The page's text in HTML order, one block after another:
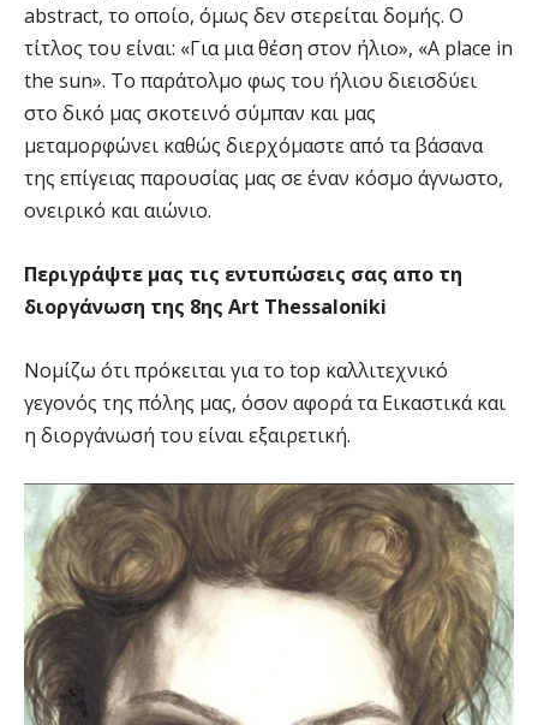
abstract, το οποίο, όμως δεν στερείται δομής. Ο
τίτλος του είναι: «Για μια θέση στον ήλιο», «A place in
the sun». Το παράτολμο φως του ήλιου διεισδύει
στο δικό μας σκοτεινό σύμπαν και μας
μεταμορφώνει καθώς διερχόμαστε από τα βάσανα
της επίγειας παρουσίας μας σε έναν κόσμο άγνωστο,
ονειρικό και αιώνιο.
Περιγράψτε μας τις εντυπώσεις σας απο τη
διοργάνωση της 8ης Art Τhessaloniki
Νομίζω ότι πρόκειται για το top καλλιτεχνικό
γεγονός της πόλης μας, όσον αφορά τα Εικαστικά και
η διοργάνωσή του είναι εξαιρετική.